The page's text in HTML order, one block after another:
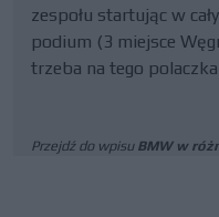
zespołu startując w
podium (3 miejsce
trzeba na tego polaczka
Przejdź do wpisu BMW w